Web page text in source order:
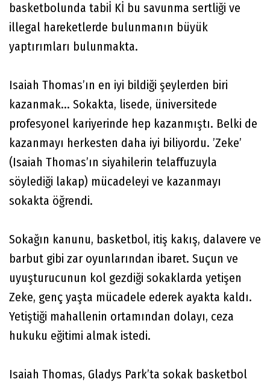
basketbolunda tabiİ Kİ bu savunma sertliği ve
illegal hareketlerde bulunmanın büyük
yaptırımları bulunmakta.
Isaiah Thomas’ın en iyi bildiği şeylerden biri
kazanmak... Sokakta, lisede, üniversitede
profesyonel kariyerinde hep kazanmıştı. Belki de
kazanmayı herkesten daha iyi biliyordu. ’Zeke’
(Isaiah Thomas’ın siyahilerin telaffuzuyla
söylediği lakap) mücadeleyi ve kazanmayı
sokakta öğrendi.
Sokağın kanunu, basketbol, itiş kakış, dalavere ve
barbut gibi zar oyunlarından ibaret. Suçun ve
uyuşturucunun kol gezdiği sokaklarda yetişen
Zeke, genç yaşta mücadele ederek ayakta kaldı.
Yetiştiği mahallenin ortamından dolayı, ceza
hukuku eğitimi almak istedi.
Isaiah Thomas, Gladys Park’ta sokak basketbol